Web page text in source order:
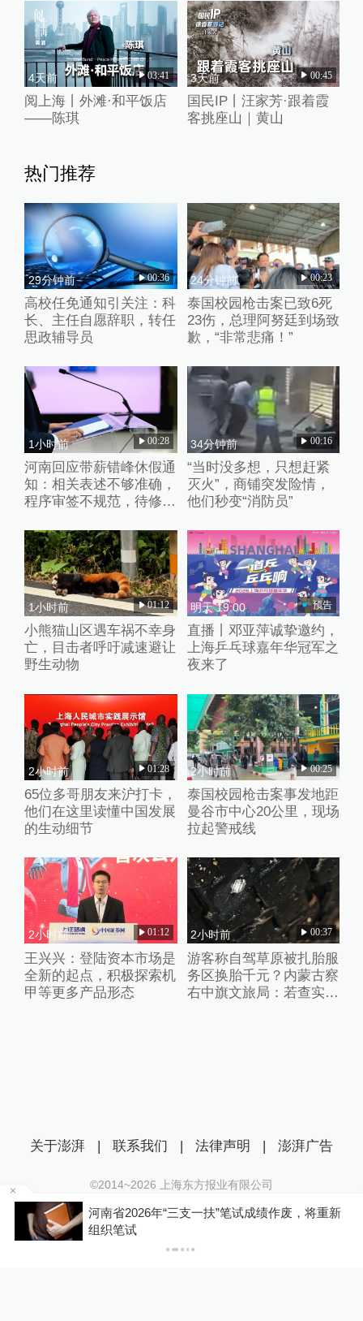
4天前 03:41
阅上海丨外滩·和平饭店
——陈琪
3天前 00:45
国民IP丨汪家芳·跟着霞
客挑座山｜黄山
热门推荐
29分钟前 00:36
高校任免通知引关注：科
长、主任自愿辞职，转任
思政辅导员
24分钟前 00:23
泰国校园枪击案已致6死
23伤，总理阿努廷到场致
歉，“非常悲痛！”
1小时前 00:28
河南回应带薪错峰休假通
知：相关表述不够准确，
程序审签不规范，待修改
34分钟前 00:16
“当时没多想，只想赶紧
灭火”，商铺突发险情，
他们秒变“消防员”
1小时前 01:12
小熊猫山区遇车祸不幸身
亡，目击者呼吁减速避让
野生动物
明天 19:00 预告
直播丨邓亚萍诚挚邀约，
上海乒乓球嘉年华冠军之
夜来了
2小时前 01:28
65位多哥朋友来沪打卡，
他们在这里读懂中国发展
的生动细节
2小时前 00:25
泰国校园枪击案事发地距
曼谷市中心20公里，现场
拉起警戒线
2小时前 01:12
王兴兴：登陆资本市场是
全新的起点，积极探索机
甲等更多产品形态
2小时前 00:37
游客称自驾草原被扎胎服
务区换胎千元？内蒙古察
右中旗文旅局：若查实人
河南省2026年“三支一扶”笔试成绩作废，将重新
组织笔试
关于澎湃 | 联系我们 | 法律声明 | 澎湃广告
©2014~2026 上海东方报业有限公司
沪ICP证：沪B2-20170116 | 沪ICP备14003370号
互联网新闻信息服务许可证：31120170006
沪公网安备 31010602000299号